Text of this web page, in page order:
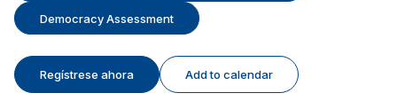
Democracy Assessment
Regístrese ahora Add to calendar